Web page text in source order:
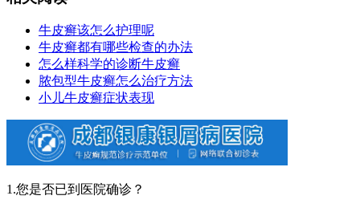
牛皮癣该怎么护理呢
牛皮癣都有哪些检查的办法
怎么样科学的诊断牛皮癣
脓包型牛皮癣怎么治疗方法
小儿牛皮癣症状表现
1.您是否已到医院确诊？